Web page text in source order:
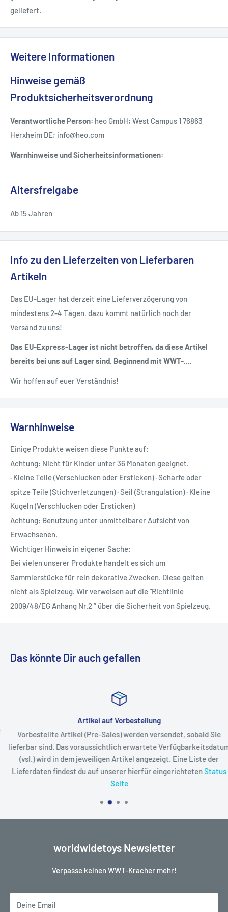
geliefert.
Weitere Informationen
Hinweise gemäß
Produktsicherheitsverordnung
Verantwortliche Person: heo GmbH; West Campus 1 76863
Herxheim DE; info@heo.com
Warnhinweise und Sicherheitsinformationen:
Altersfreigabe
Ab 15 Jahren
Info zu den Lieferzeiten von Lieferbaren
Artikeln
Das EU-Lager hat derzeit eine Lieferverzögerung von
mindestens 2-4 Tagen, dazu kommt natürlich noch der
Versand zu uns!
Das EU-Express-Lager ist nicht betroffen, da diese Artikel
bereits bei uns auf Lager sind. Beginnend mit WWT-....
Wir hoffen auf euer Verständnis!
Warnhinweise
Einige Produkte weisen diese Punkte auf:
Achtung: Nicht für Kinder unter 36 Monaten geeignet.
· Kleine Teile (Verschlucken oder Ersticken) · Scharfe oder
spitze Teile (Stichverletzungen) · Seil (Strangulation) · Kleine
Kugeln (Verschlucken oder Ersticken)
Achtung: Benutzung unter unmittelbarer Aufsicht von
Erwachsenen.
Wichtiger Hinweis in eigener Sache:
Bei vielen unserer Produkte handelt es sich um
Sammlerstücke für rein dekorative Zwecken. Diese gelten
nicht als Spielzeug. Wir verweisen auf die "Richtlinie
2009/48/EG Anhang Nr.2 “ über die Sicherheit von Spielzeug.
Das könnte Dir auch gefallen
Artikel auf Vorbestellung
Vorbestellte Artikel (Pre-Sales) werden versendet, sobald Sie
lieferbar sind. Das voraussichtlich erwartete Verfügbarkeitsdatum
(vsl.) wird in dem jeweiligen Artikel angezeigt. Eine Liste der
Lieferdaten findest du auf unserer hierfür eingerichtetenStatus
Seite
worldwidetoys Newsletter
Verpasse keinen WWT-Kracher mehr!
Deine Email